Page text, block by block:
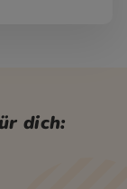
dich: